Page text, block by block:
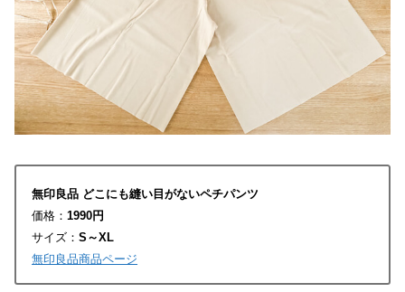
無印良品 どこにも縫い目がないペチパンツ
価格：1990円
サイズ：S～XL
無印良品商品ページ